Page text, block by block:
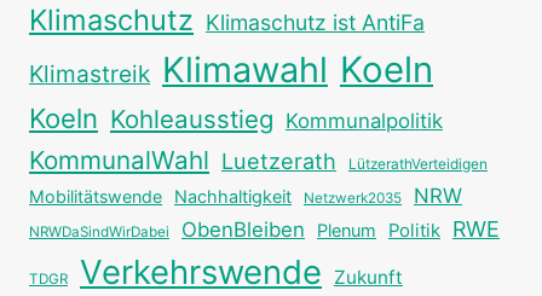
Klimaschutz Klimaschutz ist AntiFa
Klimastreik Klimawahl Koeln
Koeln Kohleausstieg Kommunalpolitik
KommunalWahl Luetzerath LützerathVerteidigen
Mobilitätswende Nachhaltigkeit Netzwerk2035 NRW
NRWDaSindWirDabei ObenBleiben Plenum Politik RWE
TDGR Verkehrswende Zukunft